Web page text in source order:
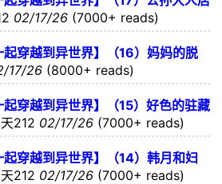
02/17/26 (7000+ reads)
起穿越到异世界】（16）妈妈的脱
17/26 (8000+ reads)
起穿越到异世界】（15）好色的驻藏
212 02/17/26 (7000+ reads)
起穿越到异世界】（14）韩月和妇
212 02/17/26 (7000+ reads)